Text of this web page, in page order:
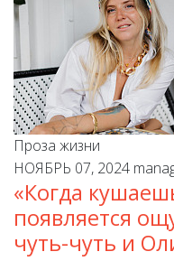
Проза жизни
НОЯБРЬ 07, 2024
«Когда
появляется
чуть-чуть и